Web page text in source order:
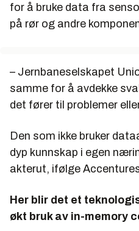
for å bruke data fra
på rør og andre
– Jernbaneselskapet
samme for å avdekke
det fører til problemer
Den som ikke bruker
dyp kunnskap i egen
akterut, ifølge
Her blir det et
økt bruk av in-memory